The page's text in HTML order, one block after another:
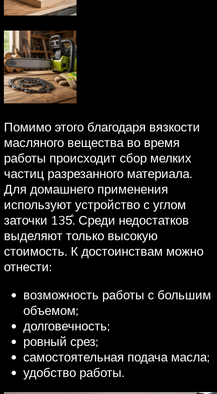
Помимо этого благодаря вязкости
масляного вещества во время
работы происходит сбор мелких
частиц разрезанного материала.
Для домашнего применения
используют устройство с углом
заточки 135̊. Среди недостатков
выделяют только высокую
стоимость. К достоинствам можно
отнести:
возможность работы с большим
объемом;
долговечность;
ровный срез;
самостоятельная подача масла;
удобство работы.